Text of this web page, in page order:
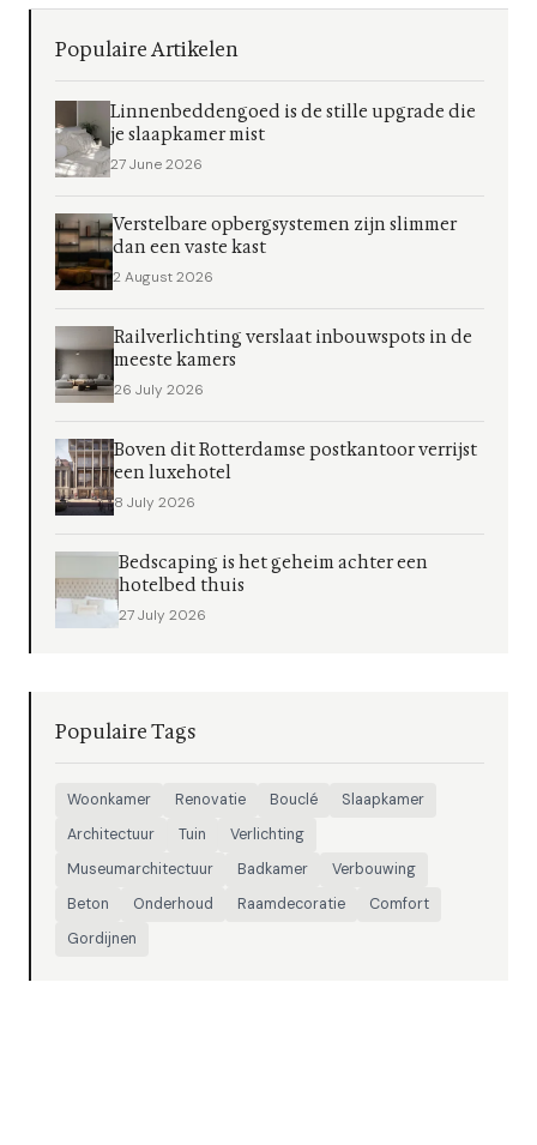
Populaire Artikelen
Linnenbeddengoed is de stille upgrade die
je slaapkamer mist
27 June 2026
Verstelbare opbergsystemen zijn slimmer
dan een vaste kast
2 August 2026
Railverlichting verslaat inbouwspots in de
meeste kamers
26 July 2026
Boven dit Rotterdamse postkantoor verrijst
een luxehotel
8 July 2026
Bedscaping is het geheim achter een
hotelbed thuis
27 July 2026
Populaire Tags
Woonkamer Renovatie Bouclé
Slaapkamer
Architectuur
Tuin
Verlichting
Museumarchitectuur
Badkamer
Verbouwing
Beton
Onderhoud Raamdecoratie
Comfort
Gordijnen